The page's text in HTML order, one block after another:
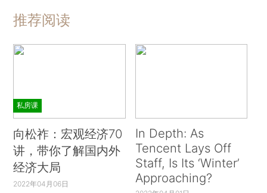
推荐阅读
私房课
向松祚：宏观经济70
讲，带你了解国内外
经济大局
2022年04月06日
In Depth: As
Tencent Lays Off
Staff, Is Its ‘Winter’
Approaching?